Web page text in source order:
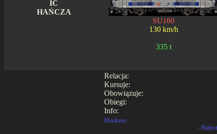
IC
HAŃCZA
SU160
130 km/h
335 t
Relacja:
Kursuje:
Obowiązuje:
Obiegi:
Info:
Mockava -
-